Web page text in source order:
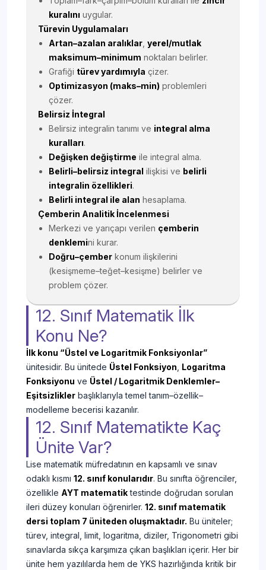
kuralını uygular.
Türevin Uygulamaları
Artan–azalan aralıklar yerel/mutlak
maksimum–minimum noktaları belirler.
Grafiği türev yardımıyla çizer.
Optimizasyon (maks–min) problemleri
çözer.
Belirsiz İntegral
Belirsiz integralin tanımı ve integral alma
kuralları.
Değişken değiştirme ile integral alma.
Belirli–belirsiz integral ilişkisi ve belirli
integralin özellikleri.
Belirli integral ile alan hesaplama.
Çemberin Analitik İncelenmesi
Merkezi ve yarıçapı verilen çemberin
denklemini kurar.
Doğru–çember konum ilişkilerini
(kesişmeme–teğet–kesişme) belirler ve
problem çözer.
12. Sınıf Matematik İlk
Konu Ne?
İlk konu “Üstel ve Logaritmik Fonksiyonlar”
ünitesidir. Bu ünitede Üstel Fonksiyon Logaritma
Fonksiyonu ve Üstel / Logaritmik Denklemler–
Eşitsizlikler başlıklarıyla temel tanım–özellik–
modelleme becerisi kazanılır.
12. Sınıf Matematikte Kaç
Ünite Var?
Lise matematik müfredatının en kapsamlı ve sınav
odaklı kısmı 12. sınıf konularıdır. Bu sınıfta öğrenciler,
özellikle AYT matematiktestinde doğrudan sorulan
ileri düzey konuları öğrenirler. 12. sınıf matematik
dersi toplam 7 üniteden oluşmaktadır. Bu üniteler;
türev, integral, limit, logaritma, diziler, Trigonometri gibi
sınavlarda sıkça karşımıza çıkan başlıkları içerir. Her bir
ünite hem yazılılarda hem de YKS hazırlığında kritik bir